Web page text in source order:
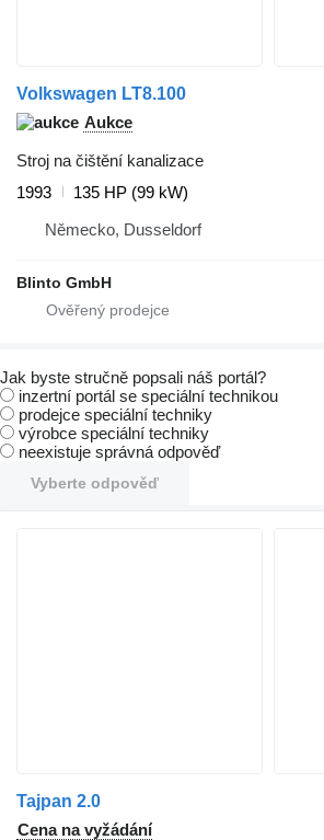
Volkswagen LT8.100
Aukce
Stroj na čištění kanalizace
1993
135 HP (99 kW)
Německo, Dusseldorf
Blinto GmbH
Jak byste stručně popsali náš portál?
inzertní portál se speciální technikou
prodejce speciální techniky
výrobce speciální techniky
neexistuje správná odpověď
Vyberte odpověď
Tajpan 2.0
Cena na vyžádání